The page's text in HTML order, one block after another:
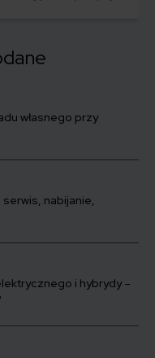
zasady.
własnego przy
nabijanie,
i hybrydy –